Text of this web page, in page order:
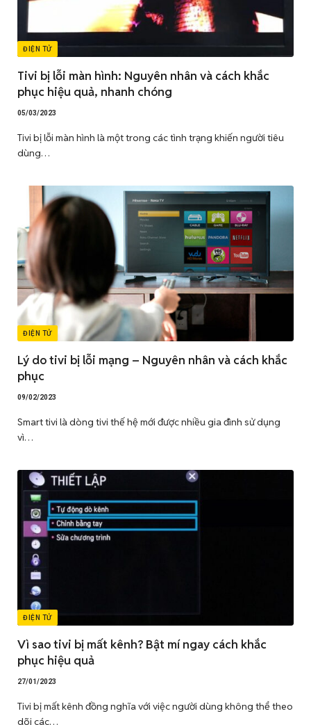
ĐIỆN TỬ
Tivi bị lỗi màn hình: Nguyên nhân và cách khắc
phục hiệu quả, nhanh chóng
05/03/2023
Tivi bị lỗi màn hình là một trong các tình trạng khiến người tiêu
dùng…
ĐIỆN TỬ
Lý do tivi bị lỗi mạng – Nguyên nhân và cách khắc
phục
09/02/2023
Smart tivi là dòng tivi thế hệ mới được nhiều gia đình sử dụng
vì…
ĐIỆN TỬ
Vì sao tivi bị mất kênh? Bật mí ngay cách khắc
phục hiệu quả
27/01/2023
Tivi bị mất kênh đồng nghĩa với việc người dùng không thể theo
dõi các…